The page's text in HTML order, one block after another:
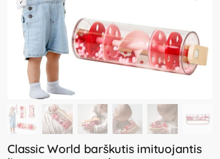
Classic World barškutis imituojantis